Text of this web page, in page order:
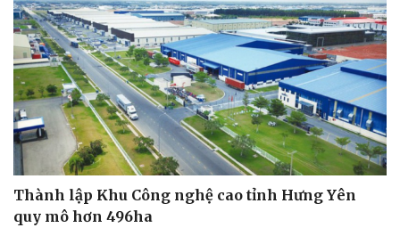
Thành lập Khu Công nghệ cao tỉnh Hưng Yên
quy mô hơn 496ha